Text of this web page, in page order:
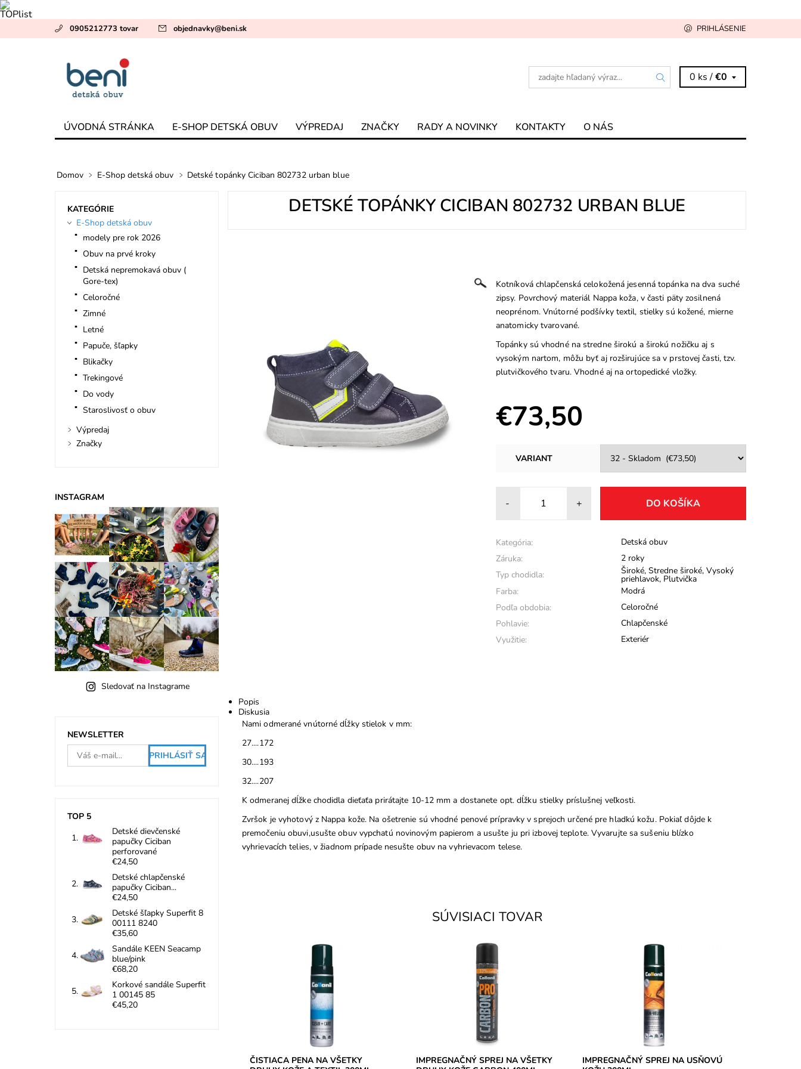
0905212773 tovar objednavky@beni.sk PRIHLÁSENIE
0 ks /€0
ÚVODNÁ STRÁNKA E-SHOP DETSKÁ OBUV VÝPREDAJ ZNAČKY RADY A NOVINKY KONTAKTY O NÁS
Domov E-Shop detská obuv Detské topánky Ciciban 802732 urban blue
DETSKÉ TOPÁNKY CICIBAN 802732 URBAN BLUE
Kotníková chlapčenská celokožená jesenná topánka na dva suché
zipsy. Povrchový materiál Nappa koža, v časti päty zosilnená
neoprénom. Vnútorné podšívky textil, stielky sú kožené, mierne
anatomicky tvarované.
Topánky sú vhodné na stredne širokú a širokú nožičku aj s
vysokým nartom, môžu byť aj rozširujúce sa v prstovej časti, tzv.
plutvičkového tvaru. Vhodné aj na ortopedické vložky.
€73,50
VARIANT
- +
Kategória:
Detská obuv
Záruka:
2 roky
Typ chodidla:
Široké, Stredne široké, Vysoký
priehlavok, Plutvička
Farba:
Modrá
Podľa obdobia:
Celoročné
Pohlavie:
Chlapčenské
Využitie:
Exteriér
Popis
Diskusia
Nami odmerané vnútorné dĺžky stielok v mm:
27....172
30....193
32....207
K odmeranej dĺžke chodidla dieťaťa prirátajte 10-12 mm a dostanete opt. dĺžku stielky príslušnej veľkosti.
Zvršok je vyhotový z Nappa kože. Na ošetrenie sú vhodné penové prípravky v sprejoch určené pre hladkú kožu. Pokiaľ dôjde k
premočeniu obuvi,usušte obuv vypchatú novinovým papierom a usušte ju pri izbovej teplote. Vyvarujte sa sušeniu blízko
vyhrievacích telies, v žiadnom prípade nesušte obuv na vyhrievacom telese.
SÚVISIACI TOVAR
CLEAN + CARE čistiaca pena na
všetky druhy kože aj textil. Okrem
čistenia obuvi sa dá využiť napríklad aj
Skladom
Collonil
2 roky
ČISTIACA PENA NA VŠETKY
Carbon technológia proti vlhkosti a
znečisteniu. Impregnácia na všetky
druhy kože, aj textil (napr. oblečenie).
Skladom
Collonil
2 roky
IMPREGNAČNÝ SPREJ NA VŠETKY
- WATERSTOP + UV ochrana na
usňovú kožu. Ochráni kožu pred
poškodením vodou a uv-žiarením.
Skladom
Collonil
2 roky
IMPREGNAČNÝ SPREJ NA USŇOVÚ
KATEGÓRIE
E-Shop detská obuv
modely pre rok 2026
Obuv na prvé kroky
Detská nepremokavá obuv (
Gore-tex)
Celoročné
Zimné
Letné
Papuče, šľapky
Blikačky
Trekingové
Do vody
Staroslivosť o obuv
Výpredaj
Značky
INSTAGRAM
Sledovať na Instagrame
NEWSLETTER
TOP 5
Detské dievčenské
papučky Ciciban
perforované
€24,50
Detské chlapčenské
papučky Ciciban...
€24,50
Detské šľapky Superfit 8
00111 8240
€35,60
Sandále KEEN Seacamp
blue/pink
€68,20
Korkové sandále Superfit
1 00145 85
€45,20